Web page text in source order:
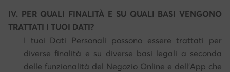
IV. PER QUALI FINALITÀ E SU QUALI BASI VENGONO
TRATTATI I TUOI DATI?
I tuoi Dati Personali possono essere trattati per
diverse finalità e su diverse basi legali a seconda
delle funzionalità del Negozio Online e dell'App che